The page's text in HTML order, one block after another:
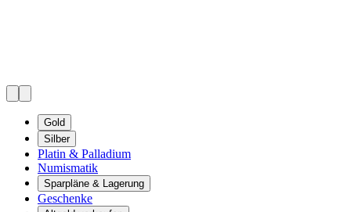
Gold
Silber
Platin & Palladium
Numismatik
Sparpläne & Lagerung
Geschenke